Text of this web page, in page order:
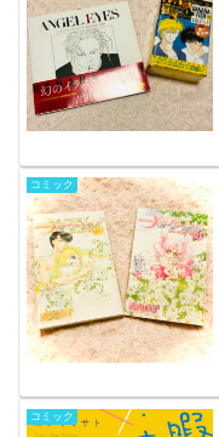
コミック
コミック